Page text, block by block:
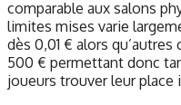
comparable aux salons
limites mises varie
dès 0,01 € alors
500 € permettant donc
joueurs trouver leur place